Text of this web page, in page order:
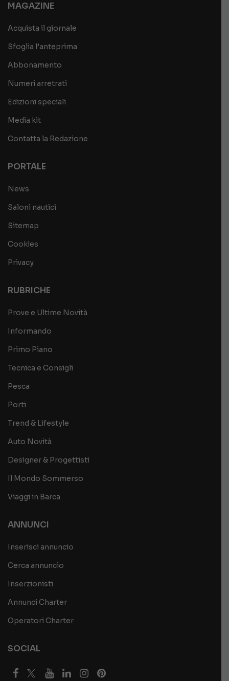
MAGAZINE
Acquista il giornale
Sfoglia l’anteprima
Abbonamento
Numeri arretrati
Edizioni speciali
Media kit
Contatta la Redazione
PORTALE
News
Saloni nautici
Sitemap
Cookies
Privacy
RUBRICHE
Prove e Ultime Novità
Informando
Primo Piano
Tecnica e Consigli
Pesca
Porti
Trend & Lifestyle
Auto Novità
Designer & Progettisti
Il Mondo Sommerso
Viaggi in Barca
ANNUNCI
Inserisci annuncio
Cerca annuncio
Inserzionisti
Annunci Charter
Operatori Charter
SOCIAL